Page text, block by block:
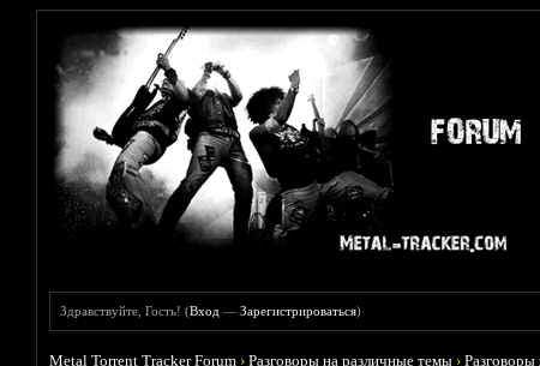
Здравствуйте, Гость! (Вход —Зарегистрироваться)
Metal Torrent Tracker Forum ›Разговоры на различные темы ›